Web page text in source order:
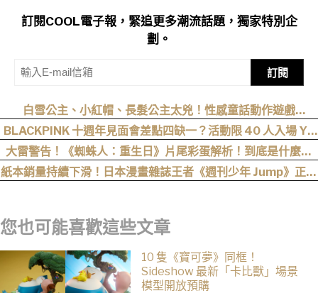
訂閱COOL電子報，緊追更多潮流話題，獨家特別企
劃。
訂閱
白雪公主、小紅帽、長髮公主太兇！性感童話動作遊戲
《Swords & Slippers》Steam 頁面公開
BLACKPINK 十週年見面會差點四缺一？活動限 40 人入場 YG
遭全網撻伐！
大雷警告！《蜘蛛人：重生日》片尾彩蛋解析！到底是什麼意
思？推測這個可能性最高
紙本銷量持續下滑！日本漫畫雜誌王者《週刊少年 Jump》正式
您也可能喜歡這些文章
10 隻《寶可夢》同框！
Sideshow 最新「卡比獸」場景
模型開放預購